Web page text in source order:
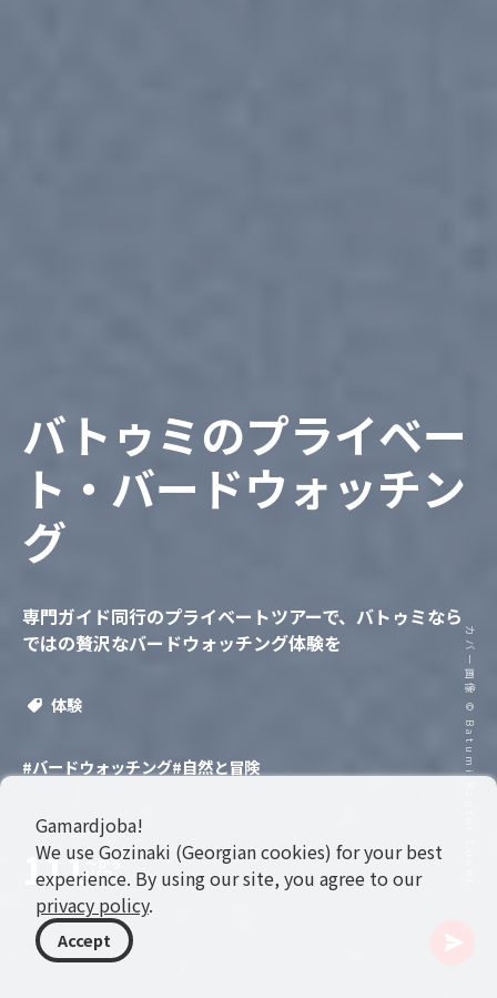
バトゥミのプライベー
ト・バードウォッチン
グ
専門ガイド同行のプライベートツアーで、バトゥミなら
ではの贅沢なバードウォッチング体験を
体験
#バードウォッチング#自然と冒険
111〜から
USD カバー画像 © Batumi Raptor Count
Gamardjoba!
We use Gozinaki (Georgian cookies) for your best
experience. By using our site, you agree to our
privacy policy.
Accept